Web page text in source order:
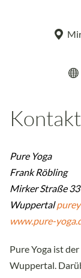
Pure Yoga
Frank Röbling
Mirker Straße 33
Wuppertal
www.pure-
Pure Yoga ist
Wuppertal.